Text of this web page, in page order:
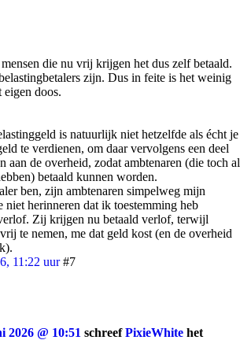
die nu vrij krijgen het dus zelf betaald.
zijn. Dus in feite is het weinig
eigen doos.
is natuurlijk niet hetzelfde als écht je
te verdienen, om daar vervolgens een deel
aan de overheid, zodat ambtenaren (die toch al
betaald kunnen worden.
ben, zijn ambtenaren simpelweg mijn
niet herinneren dat ik toestemming heb
Zij krijgen nu betaald verlof, terwijl
te nemen, me dat geld kost (en de overheid
11:22 uur #7
2026 @ 10:51 schreefPixieWhite het